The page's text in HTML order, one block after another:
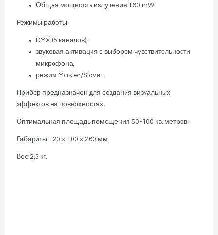
Общая мощность излучения 160 mW.
Режимы работы:
DMX (5 каналов),
звуковая активация с выбором чувствительности
микрофона,
режим Master/Slave.
Прибор предназначен для создания визуальных
эффектов на поверхностях.
Оптимальная площадь помещения 50-100 кв. метров.
Габариты 120 х 100 х 260 мм.
Вес 2,5 кг.